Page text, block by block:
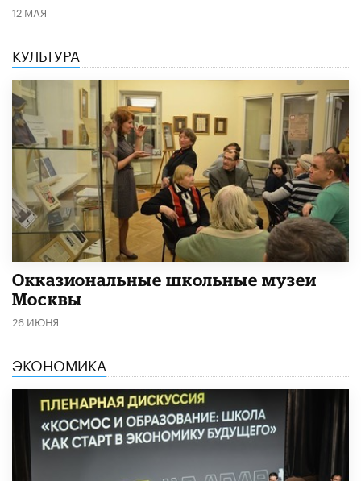
12 МАЯ
КУЛЬТУРА
​Окказиональные школьные музеи
Москвы
26 ИЮНЯ
ЭКОНОМИКА